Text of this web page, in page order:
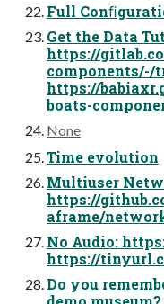
Full
Get the Data
https://
components/-/
https://
boats-
None
Time evolution
Multiuser
https://
aframe/
No Audio:
https://
Do you